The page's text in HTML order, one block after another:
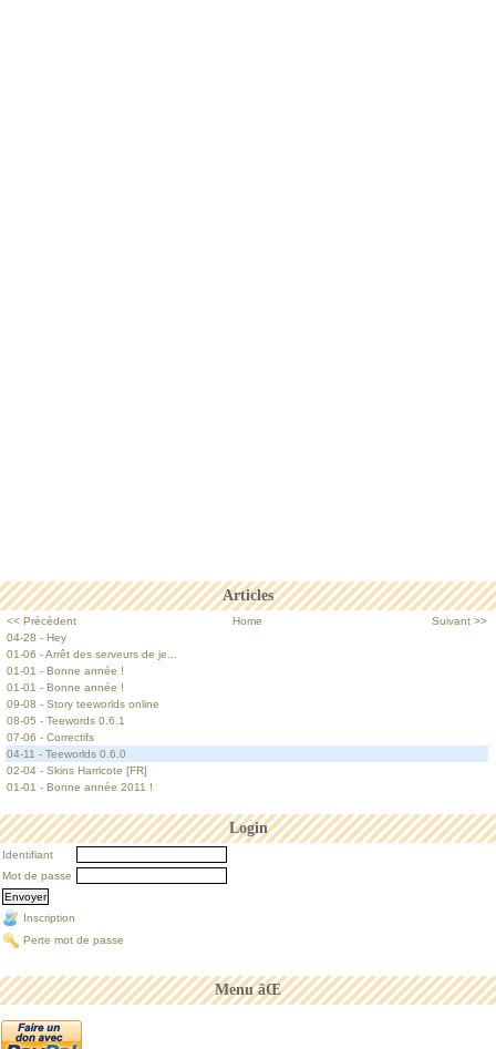
Menu âŒ
Articles
<< Précédent Home
Suivant >>
04-28 - Hey
01-06 - Arrêt des serveurs de je...
01-01 - Bonne année !
01-01 - Bonne année !
09-08 - Story teeworlds online
08-05 - Teewords 0.6.1
07-06 - Correctifs
04-11 - Teeworlds 0.6.0
02-04 - Skins Harricote [FR]
01-01 - Bonne année 2011 !
Login
Identifiant
Mot de passe
Inscription
Perte mot de passe